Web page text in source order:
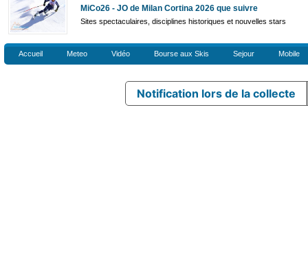
MiCo26 - JO de Milan Cortina 2026 que suivre
Sites spectaculaires, disciplines historiques et nouvelles stars
Accueil Meteo Vidéo Bourse aux Skis Sejour Mobile
Notification lors de la collecte